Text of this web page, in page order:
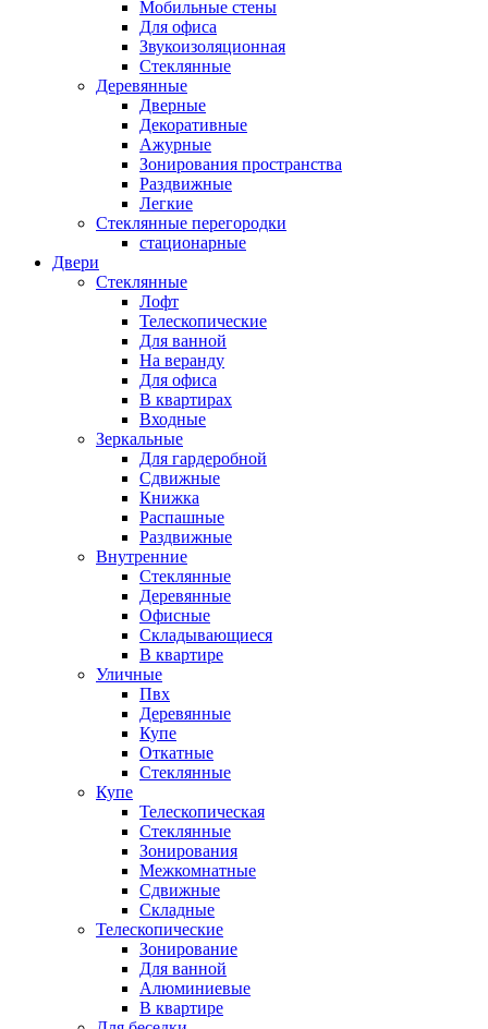
Мобильные стены
Для офиса
Звукоизоляционная
Стеклянные
Деревянные
Дверные
Декоративные
Ажурные
Зонирования пространства
Раздвижные
Легкие
Стеклянные перегородки
стационарные
Двери
Стеклянные
Лофт
Телескопические
Для ванной
На веранду
Для офиса
В квартирах
Входные
Зеркальные
Для гардеробной
Сдвижные
Книжка
Распашные
Раздвижные
Внутренние
Стеклянные
Деревянные
Офисные
Складывающиеся
В квартире
Уличные
Пвх
Деревянные
Купе
Откатные
Стеклянные
Купе
Телескопическая
Стеклянные
Зонирования
Межкомнатные
Сдвижные
Складные
Телескопические
Зонирование
Для ванной
Алюминиевые
В квартире